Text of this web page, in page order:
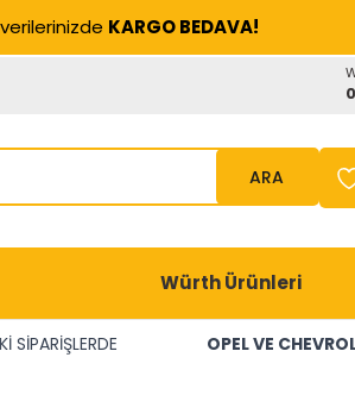
KARGO BEDAVA!
ARA
Würth Ürünleri
SİPARİŞLERDE OPEL VE